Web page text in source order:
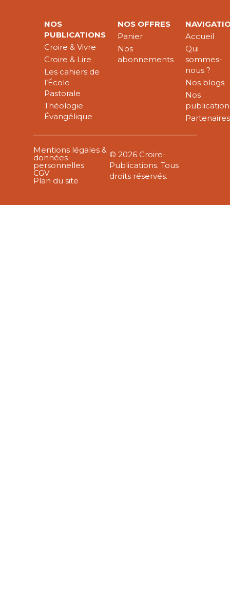
NOS
PUBLICATIONS
Croire & Vivre
Croire & Lire
Les cahiers de
l’École
Pastorale
Théologie
Évangélique
NOS OFFRES
Panier
Nos
abonnements
Accueil
Qui
sommes-
nous ?
Nos blogs
Nos
Partenaires
Mentions légales &
données
personnelles
CGV
Plan du site
© 2026 Croire-
Publications. Tous
droits réservés.